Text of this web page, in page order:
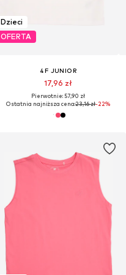
Dzieci
OFERTA
4F JUNIOR
17,96 zł
Pierwotnie: 57,90 zł
Ostatnia najniższa cena:23,16 zł-22%